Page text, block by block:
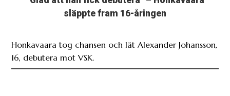
släppte fram 16-åringen
Honkavaara tog chansen och lät Alexander Johansson,
16, debutera mot VSK.